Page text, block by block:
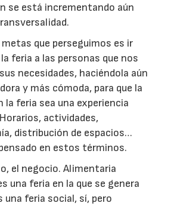
se está incrementando aún
que perseguimos es ir
feria a las personas que nos
necesidades, haciéndola aún
y más cómoda, para que la
la feria sea una experiencia
actividades,
distribución de espacios…
en estos términos.
el negocio. Alimentaria
una feria en la que se genera
una feria social, sí, pero